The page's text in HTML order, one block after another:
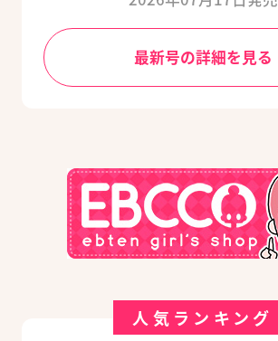
最新号の詳細を見る
人気ランキング